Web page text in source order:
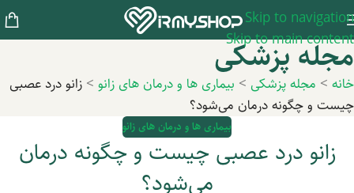
Skip to navigation
Skip to main content
مجله پزشکی
خانه > مجله پزشکی > بیماری ها و درمان های زانو > زانو درد عصبی
چیست و چگونه درمان می‌شود؟
بیماری ها و درمان های زانو
زانو درد عصبی چیست و چگونه درمان
می‌شود؟